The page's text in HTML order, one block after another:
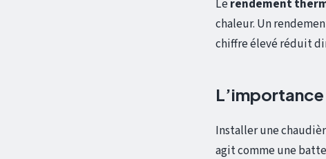
Lerendement
chaleur. Un
chiffre élevé réduit
Installer une
agit comme une